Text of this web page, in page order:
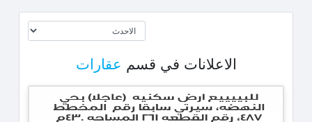
الاعلانات في قسم عقارات